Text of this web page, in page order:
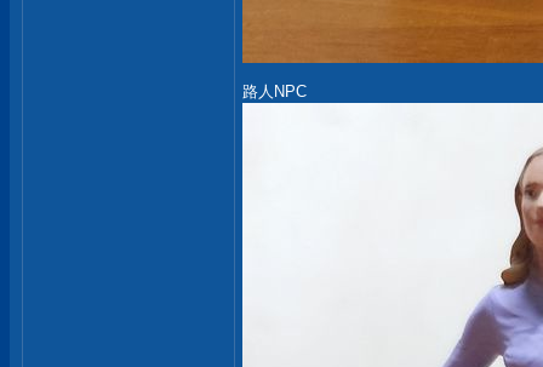
路人NPC